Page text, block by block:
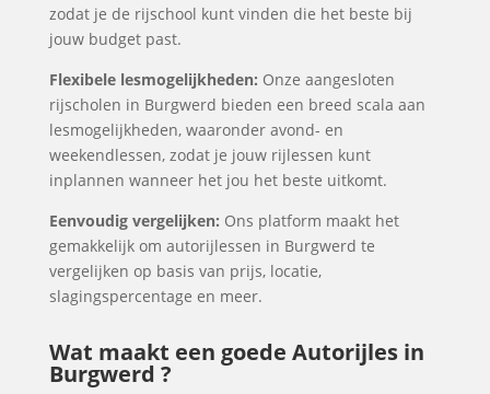
zodat je de rijschool kunt vinden die het beste bij
jouw budget past.
Flexibele lesmogelijkheden: Onze aangesloten
rijscholen in Burgwerd bieden een breed scala aan
lesmogelijkheden, waaronder avond- en
weekendlessen, zodat je jouw rijlessen kunt
inplannen wanneer het jou het beste uitkomt.
Eenvoudig vergelijken: Ons platform maakt het
gemakkelijk om autorijlessen in Burgwerd te
vergelijken op basis van prijs, locatie,
slagingspercentage en meer.
Wat maakt een goede Autorijles in
Burgwerd ?